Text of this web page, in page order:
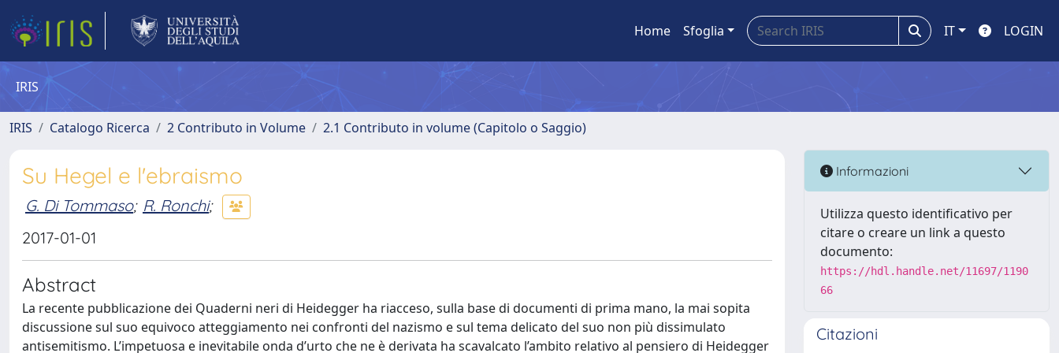
Home Sfoglia IT LOGIN
IRIS
IRIS Catalogo Ricerca 2 Contributo in Volume 2.1 Contributo in volume (Capitolo o Saggio)
Su Hegel e l'ebraismo
G. Di Tommaso; R. Ronchi;
2017-01-01
Abstract
La recente pubblicazione dei Quaderni neri di Heidegger ha riacceso, sulla base di documenti di prima mano, la mai sopita
discussione sul suo equivoco atteggiamento nei confronti del nazismo e sul tema delicato del suo non più dissimulato
antisemitismo. L’impetuosa e inevitabile onda d’urto che ne è derivata ha scavalcato l’ambito relativo al pensiero di Heidegger
Informazioni
Utilizza questo identificativo per
citare o creare un link a questo
documento:
https://hdl.handle.net/11697/1190
66
Citazioni